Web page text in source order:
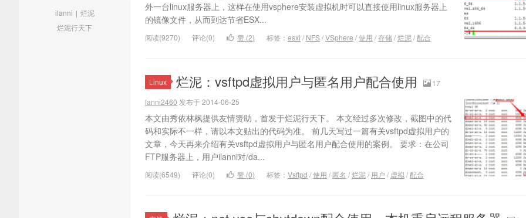
ilanni | 烂泥
烂泥行天下
外一台linux服务器上，这样在使用vsphere安装虚拟机时可以直接使用linux服务器上
的镜像文件，从而到达节省ESX...
阅读(9270) 评论(0) 赞 (2) 标签： esxi / NFS/VSphere /使用 /存储 /烂泥/ 配合
Linux 烂泥：vsftpd虚拟用户与匿名用户配合使用
17
lanni2460 发布于 2014-06-25
本文由秀依林枫提供友情赞助，首发于烂泥行天下。 本文经过多次修改，截图中的代
码和实际不一样，请以本文贴出的代码为准。 前几天写过一篇有关vsftpd虚拟用户的
文章，今天再来介绍有关vsftpd虚拟用户与匿名用户配合使用的案例。 要求：在公司
FTP服务器上，用户ilanni对/da...
阅读(6549) 评论(0) 赞 (0) 标签： Vsftpd /使用 /匿名 /烂泥/ 用户 / 虚拟 / 配合